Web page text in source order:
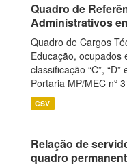
Quadro de
Administrativos
Quadro de Cargos
Educação, ocupados
classificação “C”,
Portaria MP/MEC nº
CSV
Relação de
quadro